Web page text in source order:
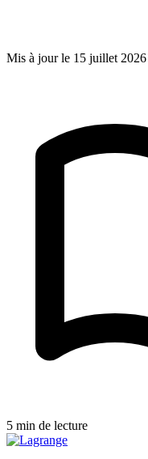
Mis à jour le 15 juillet 2026
5 min de lecture